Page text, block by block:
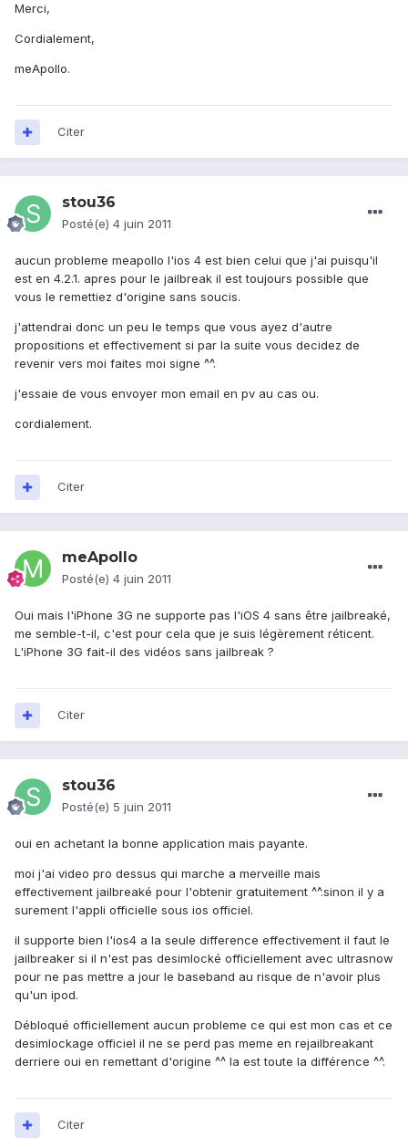
Merci,
Cordialement,
meApollo.
Citer
stou36
Posté(e) 4 juin 2011
aucun probleme meapollo l'ios 4 est bien celui que j'ai puisqu'il
est en 4.2.1. apres pour le jailbreak il est toujours possible que
vous le remettiez d'origine sans soucis.
j'attendrai donc un peu le temps que vous ayez d'autre
propositions et effectivement si par la suite vous decidez de
revenir vers moi faites moi signe ^^.
j'essaie de vous envoyer mon email en pv au cas ou.
cordialement.
Citer
meApollo
Posté(e) 4 juin 2011
Oui mais l'iPhone 3G ne supporte pas l'iOS 4 sans être jailbreaké,
me semble-t-il, c'est pour cela que je suis légèrement réticent.
L'iPhone 3G fait-il des vidéos sans jailbreak ?
Citer
stou36
Posté(e) 5 juin 2011
oui en achetant la bonne application mais payante.
moi j'ai video pro dessus qui marche a merveille mais
effectivement jailbreaké pour l'obtenir gratuitement ^^.sinon il y a
surement l'appli officielle sous ios officiel.
il supporte bien l'ios4 a la seule difference effectivement il faut le
jailbreaker si il n'est pas desimlocké officiellement avec ultrasnow
pour ne pas mettre a jour le baseband au risque de n'avoir plus
qu'un ipod.
Débloqué officiellement aucun probleme ce qui est mon cas et ce
desimlockage officiel il ne se perd pas meme en rejailbreakant
derriere oui en remettant d'origine ^^ la est toute la différence ^^.
Citer